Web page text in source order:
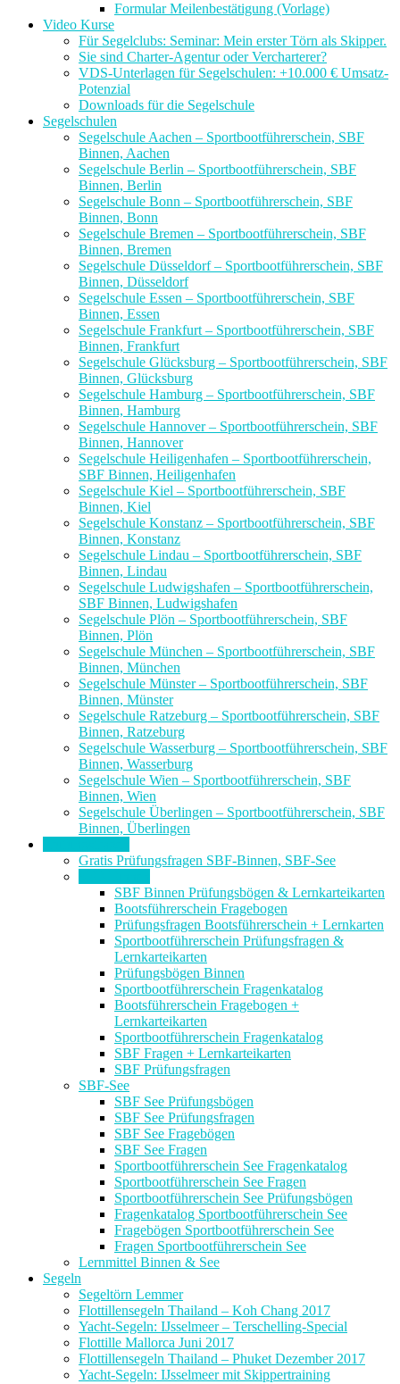
Formular Meilenbestätigung (Vorlage)
Video Kurse
Für Segelclubs: Seminar: Mein erster Törn als Skipper.
Sie sind Charter-Agentur oder Vercharterer?
VDS-Unterlagen für Segelschulen: +10.000 € Umsatz-
Potenzial
Downloads für die Segelschule
Segelschulen
Segelschule Aachen – Sportbootführerschein, SBF
Binnen, Aachen
Segelschule Berlin – Sportbootführerschein, SBF
Binnen, Berlin
Segelschule Bonn – Sportbootführerschein, SBF
Binnen, Bonn
Segelschule Bremen – Sportbootführerschein, SBF
Binnen, Bremen
Segelschule Düsseldorf – Sportbootführerschein, SBF
Binnen, Düsseldorf
Segelschule Essen – Sportbootführerschein, SBF
Binnen, Essen
Segelschule Frankfurt – Sportbootführerschein, SBF
Binnen, Frankfurt
Segelschule Glücksburg – Sportbootführerschein, SBF
Binnen, Glücksburg
Segelschule Hamburg – Sportbootführerschein, SBF
Binnen, Hamburg
Segelschule Hannover – Sportbootführerschein, SBF
Binnen, Hannover
Segelschule Heiligenhafen – Sportbootführerschein,
SBF Binnen, Heiligenhafen
Segelschule Kiel – Sportbootführerschein, SBF
Binnen, Kiel
Segelschule Konstanz – Sportbootführerschein, SBF
Binnen, Konstanz
Segelschule Lindau – Sportbootführerschein, SBF
Binnen, Lindau
Segelschule Ludwigshafen – Sportbootführerschein,
SBF Binnen, Ludwigshafen
Segelschule Plön – Sportbootführerschein, SBF
Binnen, Plön
Segelschule München – Sportbootführerschein, SBF
Binnen, München
Segelschule Münster – Sportbootführerschein, SBF
Binnen, Münster
Segelschule Ratzeburg – Sportbootführerschein, SBF
Binnen, Ratzeburg
Segelschule Wasserburg – Sportbootführerschein, SBF
Binnen, Wasserburg
Segelschule Wien – Sportbootführerschein, SBF
Binnen, Wien
Segelschule Überlingen – Sportbootführerschein, SBF
Binnen, Überlingen
Gratis Prüfungsfragen SBF-Binnen, SBF-See
SBF Binnen Prüfungsbögen & Lernkarteikarten
Bootsführerschein Fragebogen
Prüfungsfragen Bootsführerschein + Lernkarten
Sportbootführerschein Prüfungsfragen &
Lernkarteikarten
Prüfungsbögen Binnen
Sportbootführerschein Fragenkatalog
Bootsführerschein Fragebogen +
Lernkarteikarten
Sportbootführerschein Fragenkatalog
SBF Fragen + Lernkarteikarten
SBF Prüfungsfragen
SBF-See
SBF See Prüfungsbögen
SBF See Prüfungsfragen
SBF See Fragebögen
SBF See Fragen
Sportbootführerschein See Fragenkatalog
Sportbootführerschein See Fragen
Sportbootführerschein See Prüfungsbögen
Fragenkatalog Sportbootführerschein See
Fragebögen Sportbootführerschein See
Fragen Sportbootführerschein See
Lernmittel Binnen & See
Segeln
Segeltörn Lemmer
Flottillensegeln Thailand – Koh Chang 2017
Yacht-Segeln: IJsselmeer – Terschelling-Special
Flottille Mallorca Juni 2017
Flottillensegeln Thailand – Phuket Dezember 2017
Yacht-Segeln: IJsselmeer mit Skippertraining